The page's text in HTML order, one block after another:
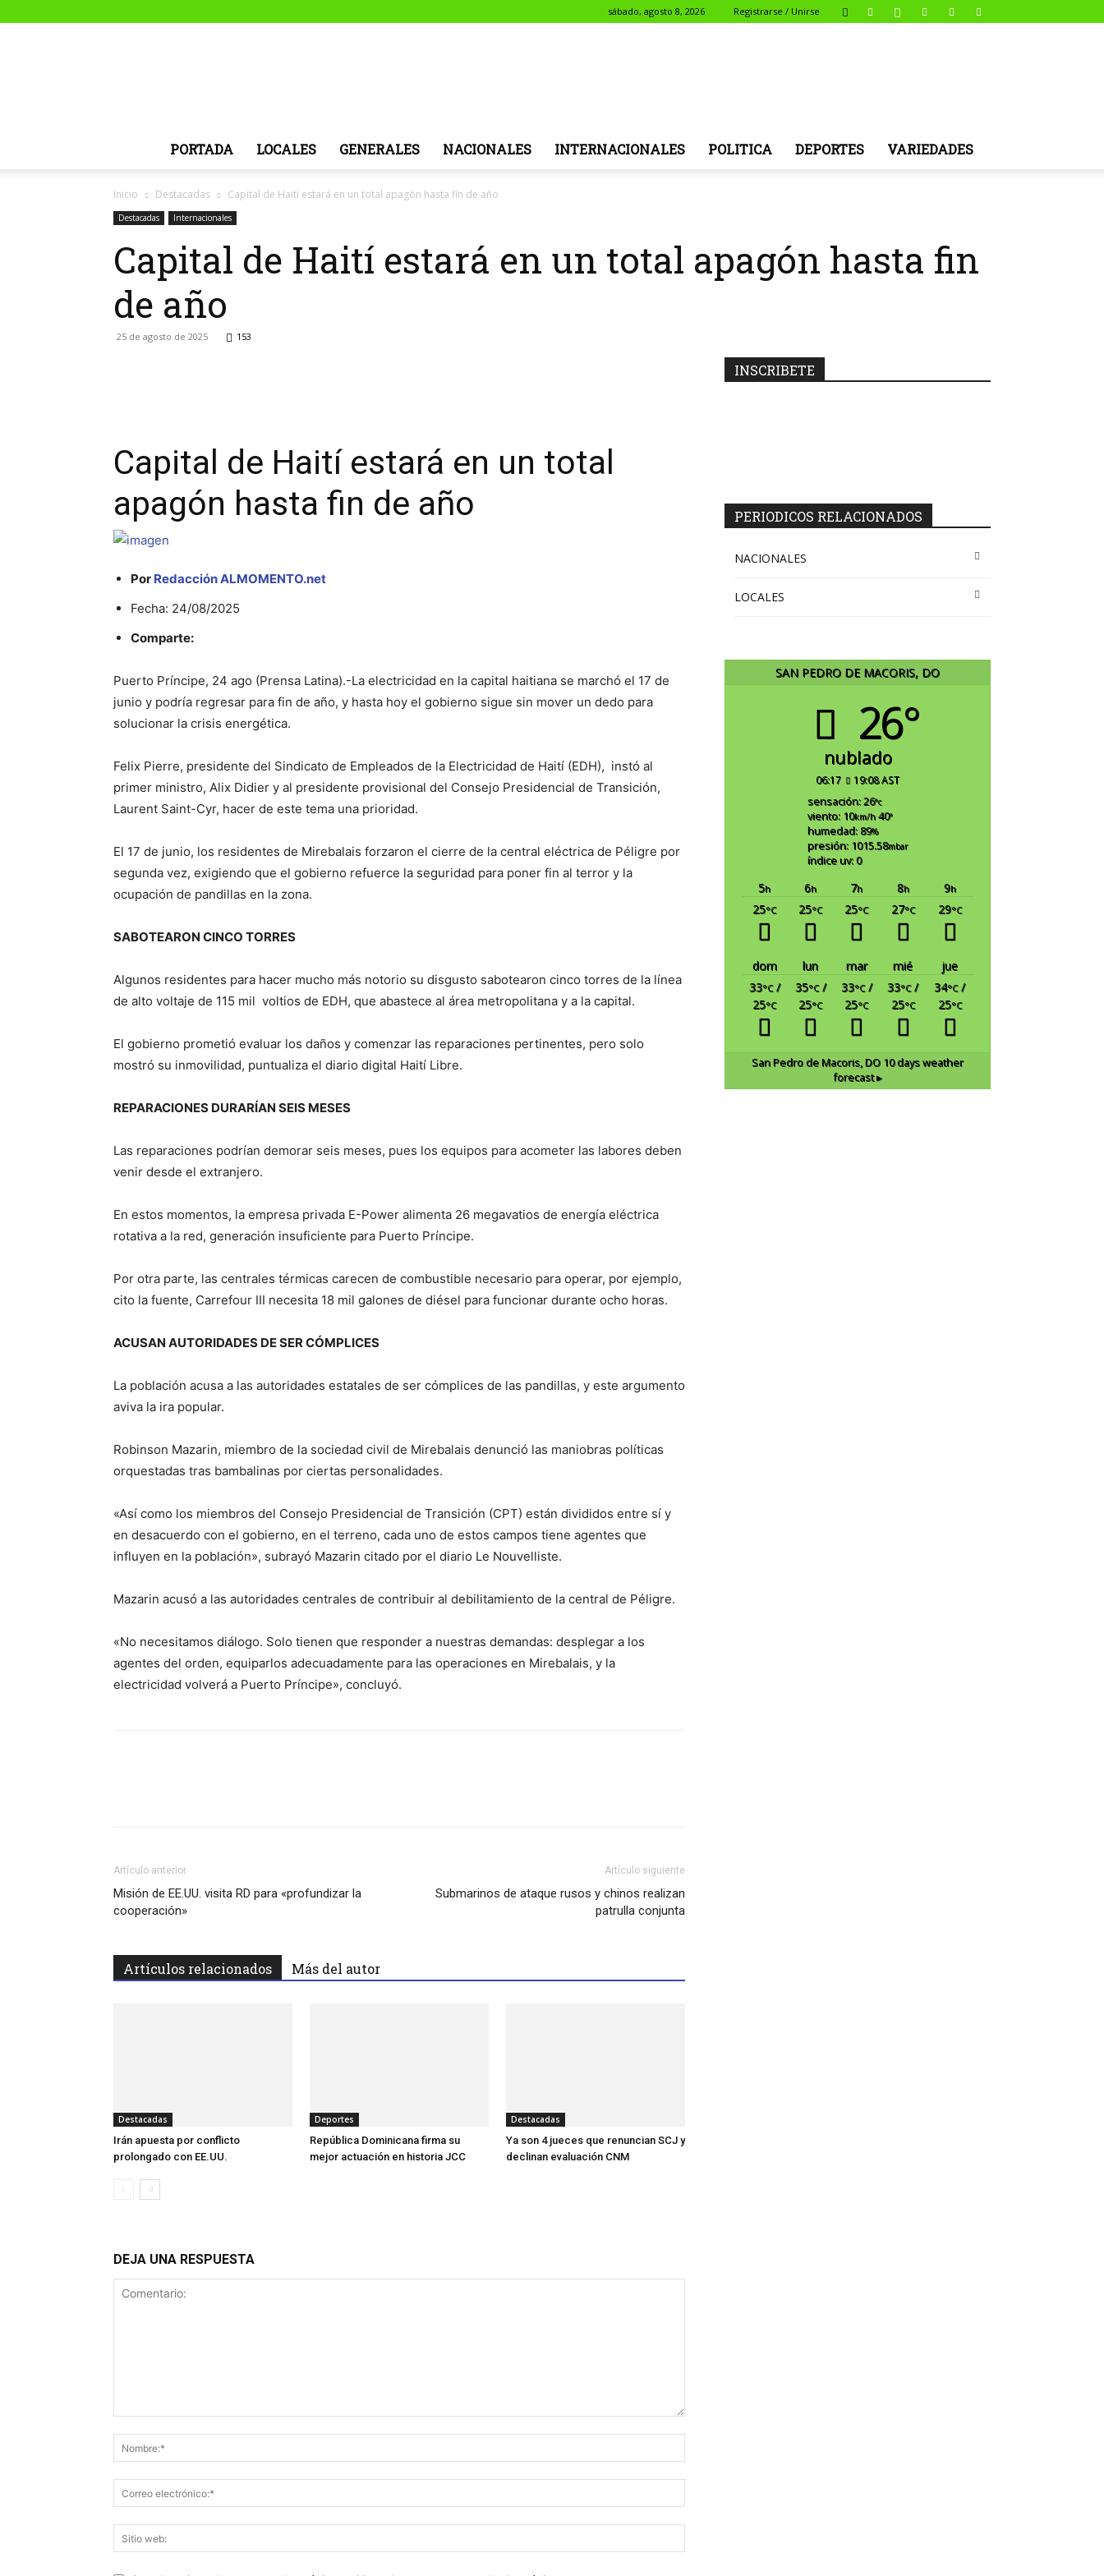
sábado, agosto 8, 2026 Registrarse / Unirse
PORTADA LOCALES GENERALES NACIONALES INTERNACIONALES POLITICA DEPORTES VARIEDADES
Inicio Destacadas Capital de Haití estará en un total apagón hasta fin de año
Destacadas Internacionales
Capital de Haití estará en un total apagón hasta fin
de año
25 de agosto de 2025 153
Capital de Haití estará en un total
apagón hasta fin de año
Por Redacción ALMOMENTO.net
Fecha: 24/08/2025
Comparte:
Puerto Príncipe, 24 ago (Prensa Latina).-La electricidad en la capital haitiana se marchó el 17 de
junio y podría regresar para fin de año, y hasta hoy el gobierno sigue sin mover un dedo para
solucionar la crisis energética.
Felix Pierre, presidente del Sindicato de Empleados de la Electricidad de Haití (EDH), instó al
primer ministro, Alix Didier y al presidente provisional del Consejo Presidencial de Transición,
Laurent Saint-Cyr, hacer de este tema una prioridad.
El 17 de junio, los residentes de Mirebalais forzaron el cierre de la central eléctrica de Péligre por
segunda vez, exigiendo que el gobierno refuerce la seguridad para poner fin al terror y la
ocupación de pandillas en la zona.
SABOTEARON CINCO TORRES
Algunos residentes para hacer mucho más notorio su disgusto sabotearon cinco torres de la línea
de alto voltaje de 115 mil voltios de EDH, que abastece al área metropolitana y a la capital.
El gobierno prometió evaluar los daños y comenzar las reparaciones pertinentes, pero solo
mostró su inmovilidad, puntualiza el diario digital Haití Libre.
REPARACIONES DURARÍAN SEIS MESES
Las reparaciones podrían demorar seis meses, pues los equipos para acometer las labores deben
venir desde el extranjero.
En estos momentos, la empresa privada E-Power alimenta 26 megavatios de energía eléctrica
rotativa a la red, generación insuficiente para Puerto Príncipe.
Por otra parte, las centrales térmicas carecen de combustible necesario para operar, por ejemplo,
cito la fuente, Carrefour III necesita 18 mil galones de diésel para funcionar durante ocho horas.
ACUSAN AUTORIDADES DE SER CÓMPLICES
La población acusa a las autoridades estatales de ser cómplices de las pandillas, y este argumento
aviva la ira popular.
Robinson Mazarin, miembro de la sociedad civil de Mirebalais denunció las maniobras políticas
orquestadas tras bambalinas por ciertas personalidades.
«Así como los miembros del Consejo Presidencial de Transición (CPT) están divididos entre sí y
en desacuerdo con el gobierno, en el terreno, cada uno de estos campos tiene agentes que
influyen en la población», subrayó Mazarin citado por el diario Le Nouvelliste.
Mazarin acusó a las autoridades centrales de contribuir al debilitamiento de la central de Péligre.
«No necesitamos diálogo. Solo tienen que responder a nuestras demandas: desplegar a los
agentes del orden, equiparlos adecuadamente para las operaciones en Mirebalais, y la
electricidad volverá a Puerto Príncipe», concluyó.
Artículo anterior
Misión de EE.UU. visita RD para «profundizar la
cooperación»
Artículo siguiente
Submarinos de ataque rusos y chinos realizan
patrulla conjunta
Artículos relacionados Más del autor
Destacadas
Irán apuesta por conflicto
prolongado con EE.UU.
Deportes
República Dominicana firma su
mejor actuación en historia JCC
Destacadas
Ya son 4 jueces que renuncian SCJ y
declinan evaluación CNM
DEJA UNA RESPUESTA
INSCRIBETE
PERIODICOS RELACIONADOS
NACIONALES
LOCALES
SAN PEDRO DE MACORIS, DO
26°
nublado
06:17 19:08 AST
sensación: 26°c
viento: 10km/h 40°
humedad: 89%
presión: 1015.58mbar
índice uv: 0
5h 6h 7h 8h 9h
25°C 25°C 25°C 27°C 29°C
dom lun mar mié
jue
33°C/
25°C
35°C/
25°C
33°C/
25°C
33°C/
25°C
34°C/
25°C
San Pedro de Macoris, DO 10 days weather
forecast ▸